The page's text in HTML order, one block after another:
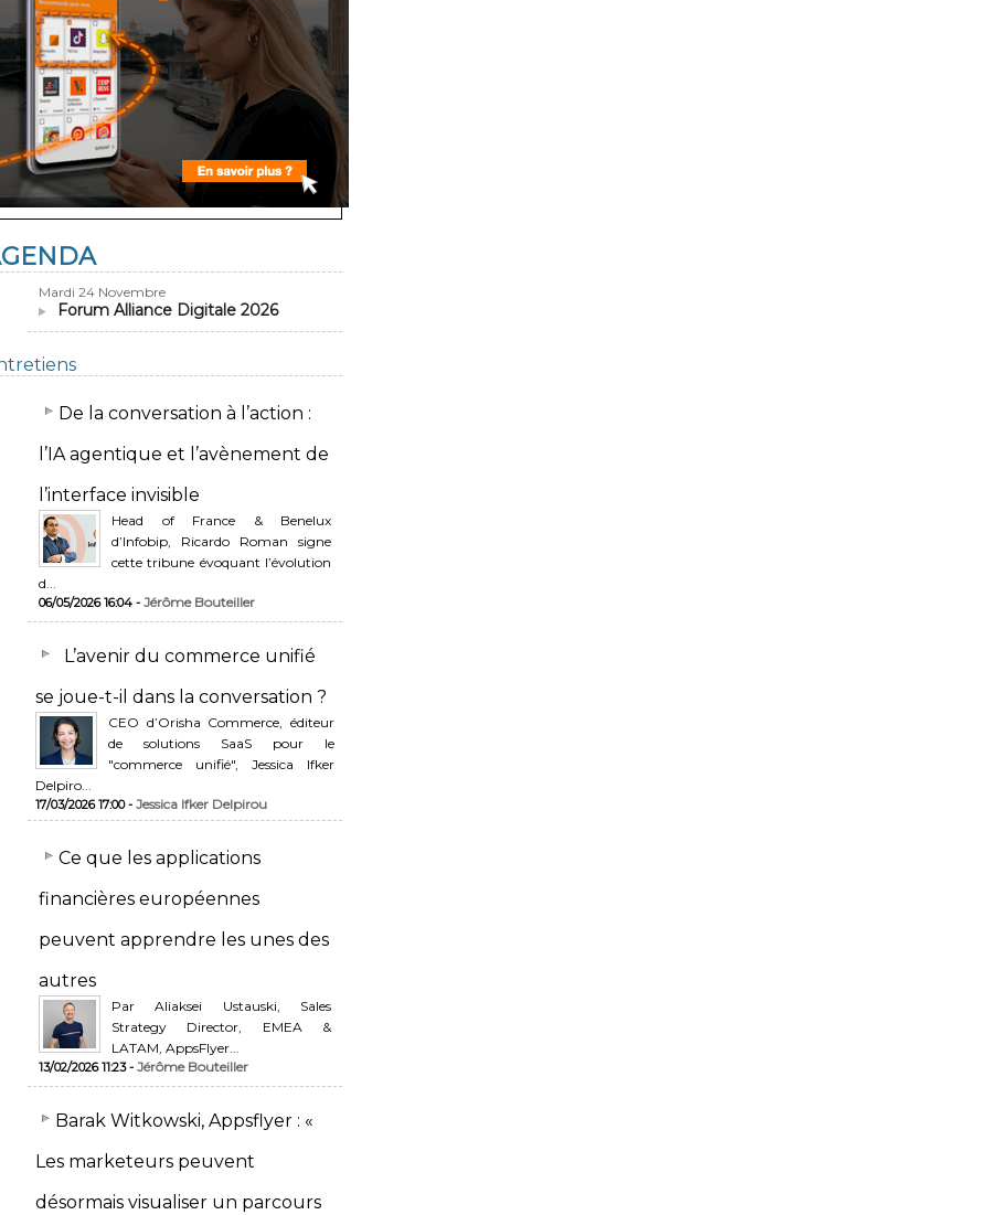
Mardi 24 Novembre
Forum Alliance Digitale 2026
​De la conversation à l’action :
l’IA agentique et l’avènement de
l’interface invisible
Head of France & Benelux
d’Infobip, Ricardo Roman signe
cette tribune évoquant l’évolution
d...
06/05/2026 16:04 - Jérôme Bouteiller
L’avenir du commerce unifié
se joue-t-il dans la conversation ?
CEO d’Orisha Commerce, éditeur
de solutions SaaS pour le
"commerce unifié", Jessica Ifker
Delpiro...
17/03/2026 17:00 - Jessica Ifker Delpirou
​Ce que les applications
financières européennes
peuvent apprendre les unes des
autres
Par Aliaksei Ustauski, Sales
Strategy Director, EMEA &
LATAM, AppsFlyer...
13/02/2026 11:23 - Jérôme Bouteiller
​Barak Witkowski, Appsflyer : «
Les marketeurs peuvent
désormais visualiser un parcours